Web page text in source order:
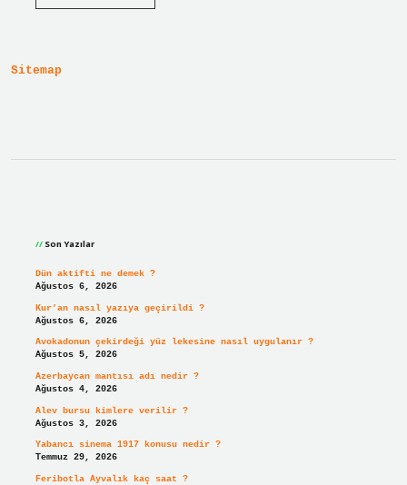
Sitemap
Son Yazılar
Dün aktifti ne demek ?
Ağustos 6, 2026
Kur’an nasıl yazıya geçirildi ?
Ağustos 6, 2026
Avokadonun çekirdeği yüz lekesine nasıl uygulanır ?
Ağustos 5, 2026
Azerbaycan mantısı adı nedir ?
Ağustos 4, 2026
Alev bursu kimlere verilir ?
Ağustos 3, 2026
Yabancı sinema 1917 konusu nedir ?
Temmuz 29, 2026
Feribotla Ayvalık kaç saat ?